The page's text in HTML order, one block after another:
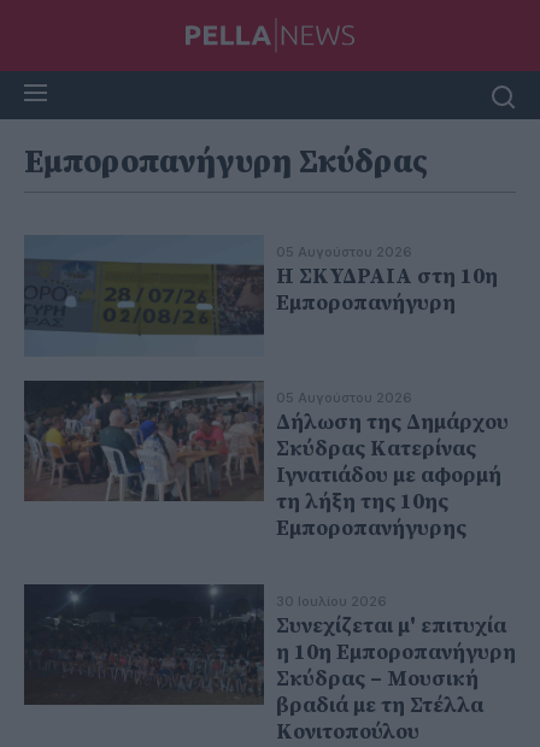
Εμποροπανήγυρη Σκύδρας
05 Αυγούστου 2026
Η ΣΚΥΔΡΑΙΑ στη 10η
Εμποροπανήγυρη
05 Αυγούστου 2026
Δήλωση της Δημάρχου
Σκύδρας Κατερίνας
Ιγνατιάδου με αφορμή
τη λήξη της 10ης
Εμποροπανήγυρης
30 Ιουλίου 2026
Συνεχίζεται μ' επιτυχία
η 10η Εμποροπανήγυρη
Σκύδρας – Μουσική
βραδιά με τη Στέλλα
Κονιτοπούλου